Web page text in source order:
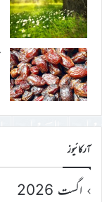
آرکائیوز
اگست 2026